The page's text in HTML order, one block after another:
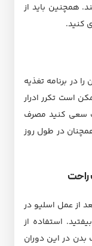
همچنین باید از
کنید.
در برنامه تغذیه
است تکرر ادرار
سعی کنید مصرف
در طول روز
از عمل اسلیو در
استفاده از
در این دوران